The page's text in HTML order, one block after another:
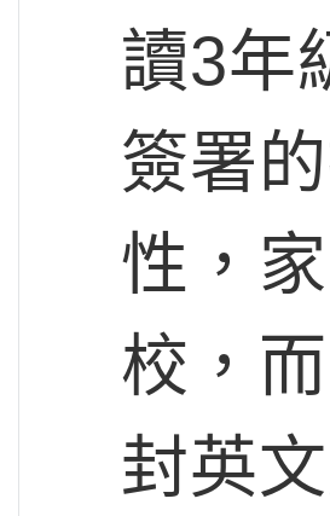
讀3年
簽署
性，
校，
封英